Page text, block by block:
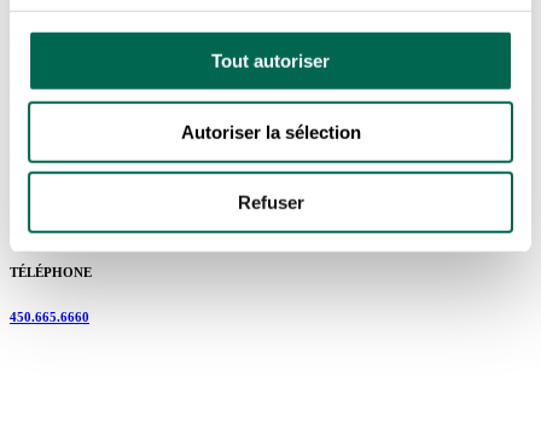
Tout autoriser
Autoriser la sélection
Refuser
LAVAL
QC H7C 0A5
TÉLÉPHONE
450.665.6660